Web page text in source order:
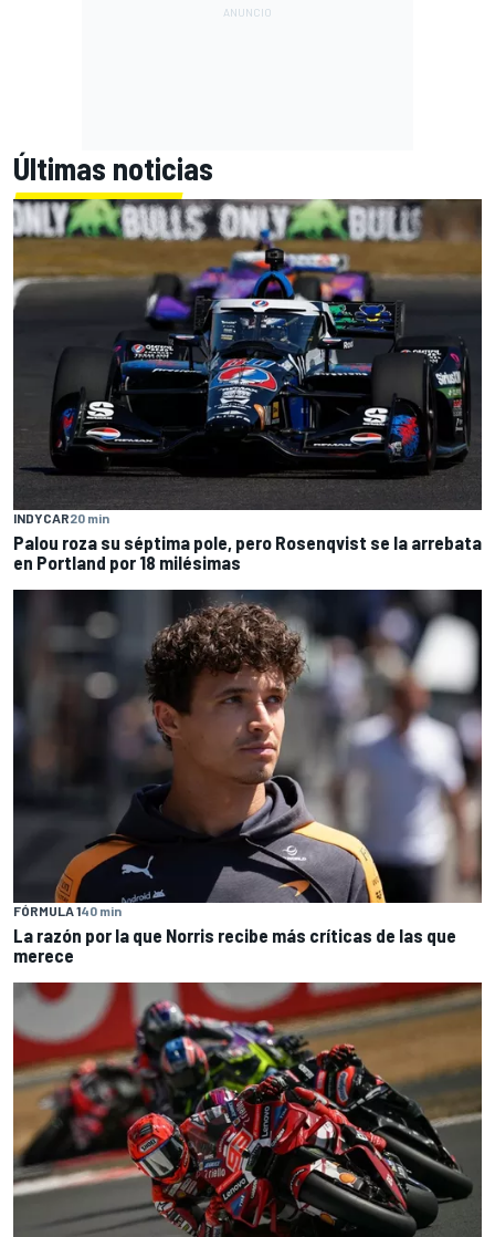
Últimas noticias
INDYCAR20 min
Palou roza su séptima pole, pero Rosenqvist se la arrebata
en Portland por 18 milésimas
FÓRMULA 140 min
La razón por la que Norris recibe más críticas de las que
merece